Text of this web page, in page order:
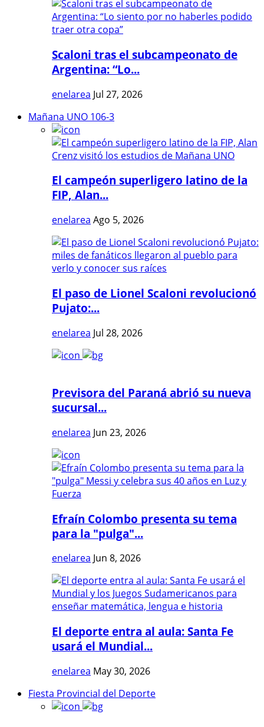
Scaloni tras el subcampeonato de
Argentina: “Lo...
enelarea Jul 27, 2026
Mañana UNO 106-3
El campeón superligero latino de la
FIP, Alan...
enelarea Ago 5, 2026
El paso de Lionel Scaloni revolucionó
Pujato:...
enelarea Jul 28, 2026
Previsora del Paraná abrió su nueva
sucursal...
enelarea Jun 23, 2026
Efraín Colombo presenta su tema
para la "pulga"...
enelarea Jun 8, 2026
El deporte entra al aula: Santa Fe
usará el Mundial...
enelarea May 30, 2026
Fiesta Provincial del Deporte